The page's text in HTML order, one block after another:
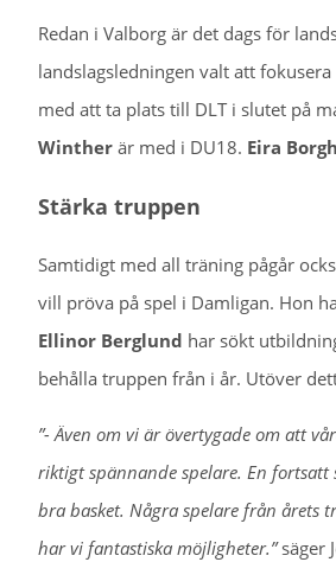
Redan i Valborg är det dags för
landslagsledningen valt att
med att ta plats till DLT i slutet på
Winther är med i DU18. Eira Borgh
Stärka truppen
Samtidigt med all träning pågår
vill pröva på spel i Damligan. Hon
Ellinor Berglund har sökt
behålla truppen från i år. Utöver
”- Även om vi är övertygade om att
riktigt spännande spelare. En
bra basket. Några spelare från årets
har vi fantastiska möjligheter.”säger